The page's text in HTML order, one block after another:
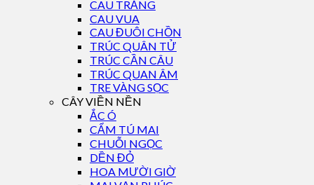
CAU TRẮNG
CAU VUA
CAU ĐUÔI CHỒN
TRÚC QUÂN TỬ
TRÚC CẦN CÂU
TRÚC QUAN ÂM
TRE VÀNG SỌC
CÂY VIỀN NỀN
ẮC Ó
CẨM TÚ MAI
CHUỖI NGỌC
DỀN ĐỎ
HOA MƯỜI GIỜ